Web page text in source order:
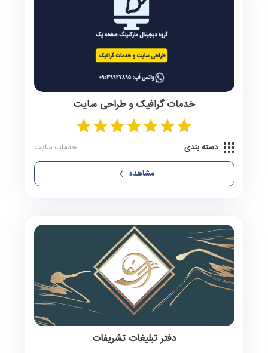
خدمات گرافیک و طراحی سایت
دسته بندی
خدمات سایت
مشاهده
دفتر تبلیغات تشریفات